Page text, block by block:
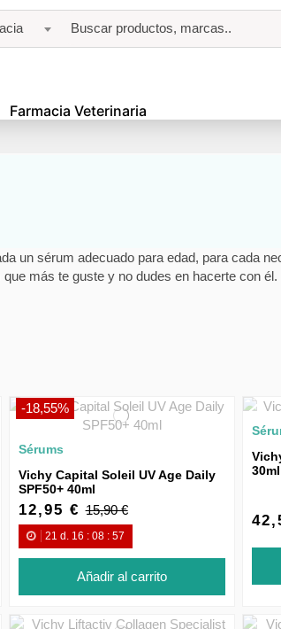
Farmacia Veterinaria
un sérum adecuado para edad, para cada
más te guste y no dudes en hacerte con él.
-18,55%
Sérums
Vichy Capital Soleil UV Age Daily
SPF50+ 40ml
12,95 €15,90 €
21 d. 16 :08 :57
Añadir al carrito
30ml